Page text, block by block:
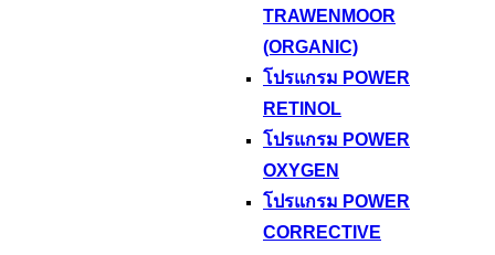
TRAWENMOOR
(ORGANIC)
โปรแกรม POWER
RETINOL
โปรแกรม POWER
OXYGEN
โปรแกรม POWER
CORRECTIVE